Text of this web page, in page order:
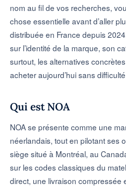
nom au fil de vos recherches,
chose essentielle avant d’aller
distribuée en France depuis
sur l’identité de la marque, son
surtout, les alternatives
acheter aujourd’hui sans
Qui est NOA
NOA se présente comme une
néerlandais, tout en pilotant ses
siège situé à Montréal, au
sur les codes classiques du
direct, une livraison compressée